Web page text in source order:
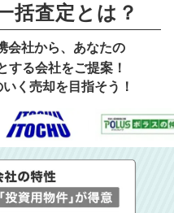
括査定とは？
会社から、あなたの
する会社をご提案！
く売却を目指そう！